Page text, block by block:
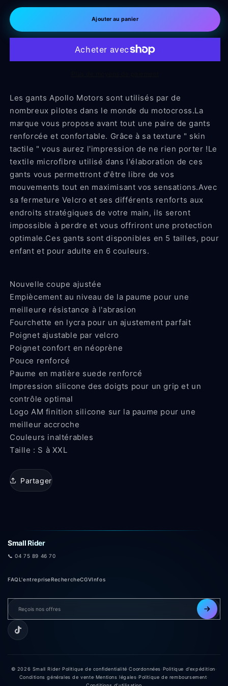
quantité
Gants
cross
Jaune
quantité
de
Gants
cross
apollo
Jaune
Ajouter au panier
Les gants Apollo Motors sont utilisés par de
nombreux pilotes dans le monde du motocross.La
marque vous propose avant tout une paire de gants
renforcée et confortable. Grâce à sa texture " skin
tactile " vous aurez l'impression de ne rien porter !Le
textile microfibre utilisé dans l'élaboration de ces
gants vous permettront d'être libre de vos
mouvements tout en maximisant vos sensations.Avec
sa fermeture Velcro et ses différents renforts aux
endroits stratégiques de votre main, ils seront
impossible à perdre et vous offriront une protection
optimale.Ces gants sont disponibles en 5 tailles, pour
enfant et pour adulte en 6 couleurs.
Nouvelle coupe ajustée
Empiècement au niveau de la paume pour une
meilleure résistance à l'abrasion
Fourchette en lycra pour un ajustement parfait
Poignet ajustable par velcro
Poignet confort en néoprène
Pouce renforcé
Paume en matière suede renforcé
Impression silicone des doigts pour un grip et un
contrôle optimal
Logo AM finition silicone sur la paume pour une
meilleur accroche
Couleurs inaltérables
Taille : S à XXL
Partager
Small Rider
📞 04 75 89 46 70
FAQL'entrepriseRechercheCGVInfos
© 2026 Small Rider· Politique de confidentialité·Coordonnées· Politique d’expédition·
Conditions générales de vente· Mentions légales· Politique de remboursement·